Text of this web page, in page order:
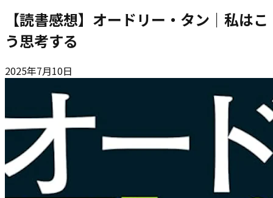
【読書感想】オードリー・タン｜私はこ
う思考する
2025年7月10日